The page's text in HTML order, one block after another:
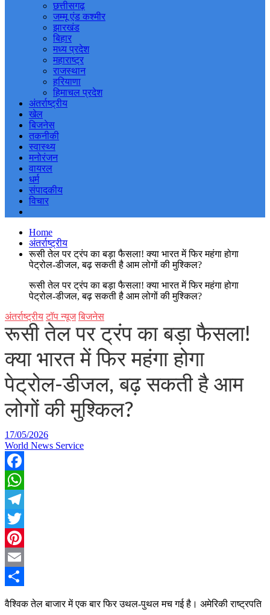
छत्तीसगढ़
जम्मू एंड कश्मीर
झारखंड
बिहार
मध्य प्रदेश
महाराष्ट्र
राजस्थान
हरियाणा
हिमाचल प्रदेश
अंतर्राष्ट्रीय
खेल
बिजनेस
तकनीकी
स्वास्थ्य
मनोरंजन
वायरल
धर्म
संपादकीय
विचार
Home
अंतर्राष्ट्रीय
रूसी तेल पर ट्रंप का बड़ा फैसला! क्या भारत में फिर महंगा होगा
पेट्रोल-डीजल, बढ़ सकती है आम लोगों की मुश्किल?
रूसी तेल पर ट्रंप का बड़ा फैसला! क्या भारत में फिर महंगा होगा
पेट्रोल-डीजल, बढ़ सकती है आम लोगों की मुश्किल?
अंतर्राष्ट्रीय टॉप न्यूज बिजनेस
रूसी तेल पर ट्रंप का बड़ा फैसला!
क्या भारत में फिर महंगा होगा
पेट्रोल-डीजल, बढ़ सकती है आम
लोगों की मुश्किल?
17/05/2026
World News Service
Facebook
WhatsApp
Telegram
Twitter
Pinterest
Email
वैश्विक तेल बाजार में एक बार फिर उथल-पुथल मच गई है। अमेरिकी राष्ट्रपति